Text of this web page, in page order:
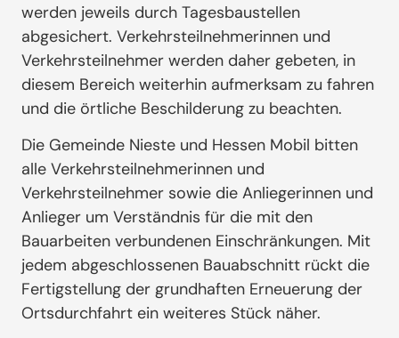
werden jeweils durch Tagesbaustellen
abgesichert. Verkehrsteilnehmerinnen und
Verkehrsteilnehmer werden daher gebeten, in
diesem Bereich weiterhin aufmerksam zu fahren
und die örtliche Beschilderung zu beachten.
Die Gemeinde Nieste und Hessen Mobil bitten
alle Verkehrsteilnehmerinnen und
Verkehrsteilnehmer sowie die Anliegerinnen und
Anlieger um Verständnis für die mit den
Bauarbeiten verbundenen Einschränkungen. Mit
jedem abgeschlossenen Bauabschnitt rückt die
Fertigstellung der grundhaften Erneuerung der
Ortsdurchfahrt ein weiteres Stück näher.